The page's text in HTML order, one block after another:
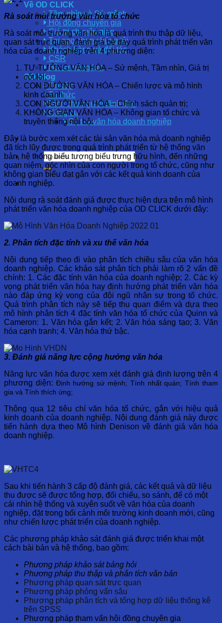
Về OD CLICK
Tầm nhìn và Sứ mệnh
Hội đồng chuyên gia
Giá trị chuyển giao
Tại sao chọn chúng tôi
Khách hàng và đối tác
CSR
Hồ sơ năng lực
OD Blog
Tin tức
Tri thức
Sách cho người lãnh đạo
Công cụ
Sổ tay văn hóa doanh nghiệp
Rà soát môi trường văn hóa tổ chức
Rà soát môi trường văn hóa là quá trình thu thập dữ liệu,
quan sát trực quan, đánh giá bề dày quá trình phát triển văn
hóa của doanh nghiệp trên 4 phương diện:
TƯ TƯỞNG VĂN HÓA – Sứ mệnh, Tầm nhìn, Giá trị
cốt lõi;
CON ĐƯỜNG VĂN HÓA – Chiến lược và mô hình
kinh doanh
CON NGƯỜI VĂN HÓA –Chính sách quản trị;
KHÔNG GIAN VĂN HÓA – Không gian tổ chức và
truyền thông nội bộ:
Đây là bước xem xét các tài sản văn hóa mà doanh nghiệp
đã tích lũy được trong quá trình phát triển từ hệ thống văn
bản, hệ thống biểu tượng biểu trưng hữu hình, đến những
quan niệm, góc nhìn của con người trong tổ chức, cũng như
không gian biểu đạt gắn với các kết quả kinh doanh của
doanh nghiệp.
Nội dung rà soát đánh giá được thực hiện dựa trên mô hình
phát triển văn hóa doanh nghiệp của OD CLICK dưới đây:
2. Phân tích đặc tính và xu thế văn hóa
Nội dung tiếp theo đi vào phân tích chiều sâu của văn hóa
doanh nghiệp. Các khảo sát phân tích phải làm rõ 2 vấn đề
chính: 1. Các đặc tính văn hóa của doanh nghiệp; 2. Các kỳ
vọng phát triển văn hóa hay định hướng phát triển văn hóa
nào đáp ứng kỳ vọng của đội ngũ nhân sự trong tổ chức.
Quá trình phân tích này sẽ tiếp thu quan điểm và dựa theo
mô hình phân tích 4 đặc tính văn hóa tổ chức của Quinn và
Cameron: 1. Văn hóa gắn kết; 2. Văn hóa sáng tạo; 3. Văn
hóa cạnh tranh; 4. Văn hóa thứ bậc.
3. Đánh giá năng lực cộng hưởng văn hóa
Năng lực văn hóa được xem xét đánh giá định lượng trên 4
phương diện: Định hướng sứ mệnh; Tính nhất quán;Tính tham
gia và Tính thích ứng;
Thông qua 12 tiêu chí văn hóa tổ chức, gắn với hiệu quả
kinh doanh của doanh nghiệp. Nội dung đánh giá này được
tiến hành dựa theo Mô hình Denison về đánh giá văn hóa
doanh nghiệp.
Sau khi tiến hành 3 cấp độ đánh giá, các kết quả và dữ liệu
thu được sẽ được tổng hợp, đối chiếu, so sánh, để có một
cái nhìn hệ thống và xuyên suốt về văn hóa của doanh
nghiệp, đặt trong bối cảnh môi trường kinh doanh mới, cũng
như chiến lược phát triển của doanh nghiệp.
Các phương pháp khảo sát đánh giá được triển khai một
cách bài bản và hệ thống, bao gồm:
Phương pháp khảo sát bảng hỏi
Phương pháp thu thập và phân tích văn bản
Phương pháp quan sát trực quan
Phương pháp phỏng vấn sâu
Phương pháp phân tích và tổng hợp dữ liệu thống kê
trên SPSS
Phương pháp tham vấn hội đồng chuyên gia